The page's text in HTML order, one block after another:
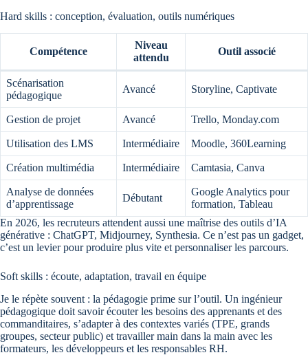
Hard skills : conception, évaluation, outils numériques
Compétence
Niveau
attendu
Outil associé
Scénarisation
pédagogique
Avancé Storyline, Captivate
Gestion de projet Avancé Trello, Monday.com
Utilisation des LMS Intermédiaire Moodle, 360Learning
Création multimédia Intermédiaire Camtasia, Canva
Analyse de données
d’apprentissage
Débutant
Google Analytics pour
formation, Tableau
En 2026, les recruteurs attendent aussi une maîtrise des outils d’IA
générative : ChatGPT, Midjourney, Synthesia. Ce n’est pas un gadget,
c’est un levier pour produire plus vite et personnaliser les parcours.
Soft skills : écoute, adaptation, travail en équipe
Je le répète souvent : la pédagogie prime sur l’outil. Un ingénieur
pédagogique doit savoir écouter les besoins des apprenants et des
commanditaires, s’adapter à des contextes variés (TPE, grands
groupes, secteur public) et travailler main dans la main avec les
formateurs, les développeurs et les responsables RH.